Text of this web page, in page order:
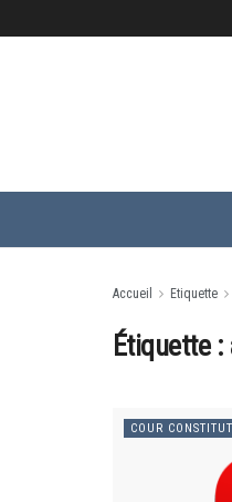
Accueil Etiquette
Étiquette :
COUR